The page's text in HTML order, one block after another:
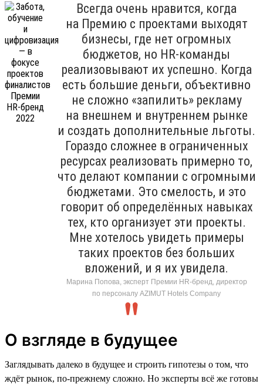
Всегда очень нравится, когда
на Премию с проектами выходят
бизнесы, где нет огромных
бюджетов, но HR-команды
реализовывают их успешно. Когда
есть большие деньги, объективно
не сложно «запилить» рекламу
на внешнем и внутреннем рынке
и создать дополнительные льготы.
Гораздо сложнее в ограниченных
ресурсах реализовать примерно то,
что делают компании с огромными
бюджетами. Это смелость, и это
говорит об определённых навыках
тех, кто организует эти проекты.
Мне хотелось увидеть примеры
таких проектов без больших
вложений, и я их увидела.
Марина Попова, эксперт Премии HR-бренд, директор
по персоналу AZIMUT Hotels Company
О взгляде в будущее
Заглядывать далеко в будущее и строить гипотезы о том, что
ждёт рынок, по-прежнему сложно. Но эксперты всё же готовы